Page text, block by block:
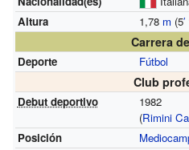
Altura
1,78 m (5′
Carrera
Deporte Fútbol
Club
Debut deportivo
1982
(Rimini
Posición